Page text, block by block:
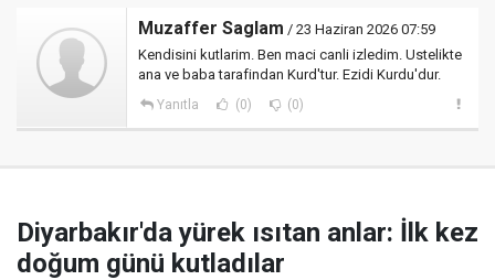
Muzaffer Saglam / 23 Haziran 2026 07:59
Kendisini kutlarim. Ben maci canli izledim. Ustelikte
ana ve baba tarafindan Kurd'tur. Ezidi Kurdu'dur.
Yanıtla (0) (0)
Diyarbakır'da yürek ısıtan anlar: İlk kez
doğum günü kutladılar